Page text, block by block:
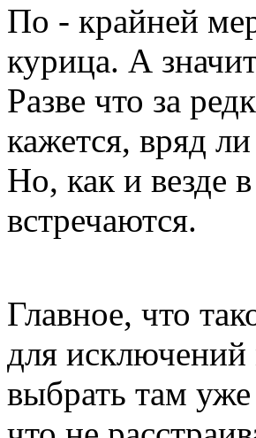
По - крайней
курица. А
Разве что за
кажется, вряд
Но, как и везде
встречаются.
Главное, что
для
выбрать там